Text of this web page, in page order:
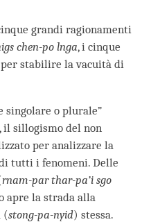
grandi ragionamenti
chen-po lnga, i cinque
stabilire la vacuità di
singolare o plurale”
, il sillogismo del non
per analizzare la
tutti i fenomeni. Delle
rnam-par thar-pa’i sgo
apre la strada alla
(stong-pa-nyid) stessa.